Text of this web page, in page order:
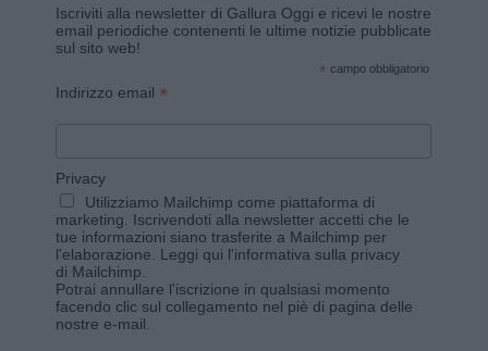
Iscriviti alla newsletter di Gallura Oggi e ricevi le nostre
email periodiche contenenti le ultime notizie pubblicate
sul sito web!
* campo obbligatorio
Indirizzo email *
Privacy
Utilizziamo Mailchimp come piattaforma di
marketing. Iscrivendoti alla newsletter accetti che le
tue informazioni siano trasferite a Mailchimp per
l'elaborazione. Leggi qui l'informativa sulla privacy
di Mailchimp.
Potrai annullare l'iscrizione in qualsiasi momento
facendo clic sul collegamento nel piè di pagina delle
nostre e-mail.